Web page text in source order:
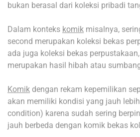
bukan berasal dari koleksi pribadi
Dalam konteks komik misalnya,
second merupakan koleksi bekas
ada juga koleksi bekas
merupakan hasil hibah atau
Komik dengan rekam kepemilikan
akan memiliki kondisi yang jauh
condition) karena sudah sering
jauh berbeda dengan komik bekas